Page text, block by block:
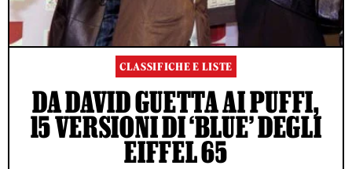
CLASSIFICHE E LISTE
DA DAVID GUETTA AI PUFFI,
15 VERSIONI DI ‘BLUE’ DEGLI
EIFFEL 65